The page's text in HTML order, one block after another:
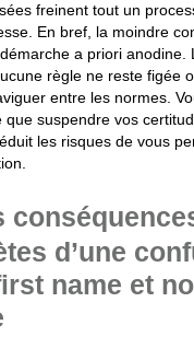
freinent tout un
En bref, la moindre
a priori anodine.
règle ne reste figée
entre les normes.
que suspendre vos
les risques de vous
d’une
name et